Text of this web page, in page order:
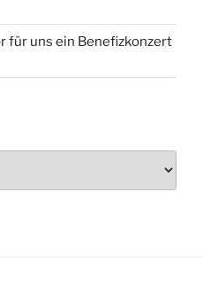
für uns ein Benefizkonzert